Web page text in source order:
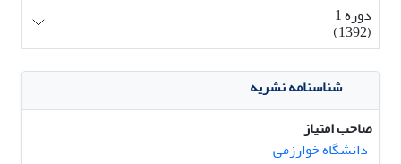
دوره 1
(1392)
شناسنامه نشریه
صاحب امتیاز
دانشگاه خوارزمی